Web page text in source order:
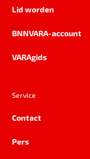
Lid worden
BNNVARA-account
VARAgids
Service
Contact
Pers